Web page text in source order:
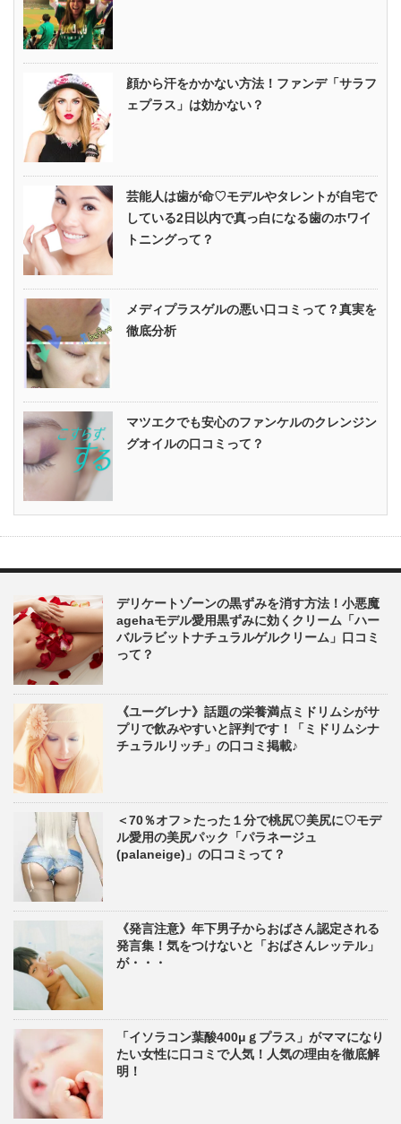
顔から汗をかかない方法！ファンデ「サラフ
ェプラス」は効かない？
芸能人は歯が命♡モデルやタレントが自宅で
している2日以内で真っ白になる歯のホワイ
トニングって？
メディプラスゲルの悪い口コミって？真実を
徹底分析
マツエクでも安心のファンケルのクレンジン
グオイルの口コミって？
デリケートゾーンの黒ずみを消す方法！小悪魔
agehaモデル愛用黒ずみに効くクリーム「ハー
バルラビットナチュラルゲルクリーム」口コミ
って？
《ユーグレナ》話題の栄養満点ミドリムシがサ
プリで飲みやすいと評判です！「ミドリムシナ
チュラルリッチ」の口コミ掲載♪
＜70％オフ＞たった１分で桃尻♡美尻に♡モデ
ル愛用の美尻パック「パラネージュ
(palaneige)」の口コミって？
《発言注意》年下男子からおばさん認定される
発言集！気をつけないと「おばさんレッテル」
が・・・
「イソラコン葉酸400μｇプラス」がママになり
たい女性に口コミで人気！人気の理由を徹底解
明！